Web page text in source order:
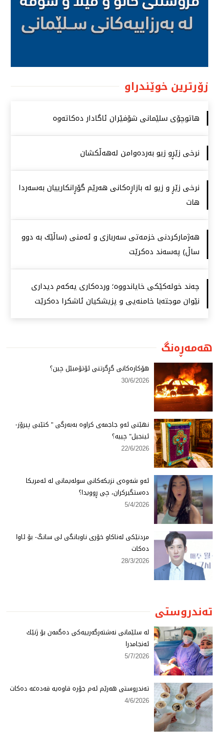
زۆرترین خوێندراو
هاتوچۆی سلێمانی شۆفێران ئاگادار دەكاتەوە
نرخی زێڕو زیو بەردەوامن لەهەڵكشان
نرخی زێڕ و زیو لە بازاڕەكانی هەرێم گۆڕانكارییان بەسەردا
هات
هەژماركردنی خزمەتی سەربازی و ئەمنی (ساڵێك بە دوو
ساڵ) پەسەند دەكرێت
چەند خولەكێكی خایاندووە؛ وردەكاری یەكەم دیداری
نێوان موجتەبا خامنەیی و پزیشكیان ئاشكرا دەكرێت
هەمەڕەنگ
هۆكارەكانی گڕگرتنی ئۆتۆمبێل چین؟
30/6/2026
نهێنی ئەو جاجمەی كراوە بەبەرگی " كتێبی پیرۆز-
ئینجیل" چییە؟
22/6/2026
ئەو شەوەی نزیكەكانی سولەیمانی لە ئەمریكا
دەستگیركران، چی ڕوویدا؟
5/4/2026
مردنێكی لەناكاو خۆری ناوبانگی لی سانگ- بۆ ئاوا
دەكات
28/3/2026
تەندروستی
لە سلێمانی نەشتەرگەرییەكی دەگمەن بۆ ژنێك
ئەنجامدرا
5/7/2026
تەندروستی هەرێم ئەم جۆرە قاوەیە قەدەغە دەكات
4/6/2026